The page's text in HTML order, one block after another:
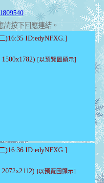
請按下回應連結。
)16:35 ID:edyNFXG.]
[以預覽圖顯示]
)16:36 ID:edyNFXG.]
[以預覽圖顯示]